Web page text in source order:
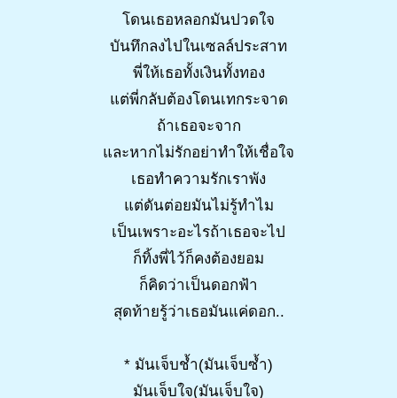
โดนเธอหลอกมันปวดใจ
บันทึกลงไปในเซลล์ประสาท
พี่ให้เธอทั้งเงินทั้งทอง
แต่พี่กลับต้องโดนเทกระจาด
ถ้าเธอจะจาก
และหากไม่รักอย่าทำให้เชื่อใจ
เธอทำความรักเราพัง
แต่ดันต่อยมันไม่รู้ทำไม
เป็นเพราะอะไรถ้าเธอจะไป
ก็ทิ้งพี่ไว้ก็คงต้องยอม
ก็คิดว่าเป็นดอกฟ้า
สุดท้ายรู้ว่าเธอมันแค่ดอก..
* มันเจ็บช้ำ(มันเจ็บซ้ำ)
มันเจ็บใจ(มันเจ็บใจ)